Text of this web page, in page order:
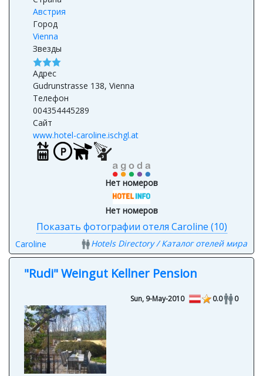
Австрия
Город
Vienna
Звезды
Адрес
Gudrunstrasse 138, Vienna
Телефон
004354445289
Сайт
www.hotel-caroline.ischgl.at
Нет номеров
Нет номеров
Показать фотографии отеля Caroline (10)
Caroline Hotels Directory / Каталог отелей мира
"Rudi" Weingut Kellner Pension
Sun, 9-May-2010 0.0 0